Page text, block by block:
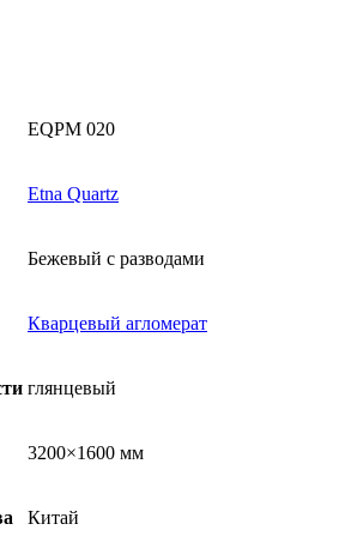
EQPM 020
Etna Quartz
Бежевый с разводами
Кварцевый агломерат
глянцевый
3200×1600 мм
Китай